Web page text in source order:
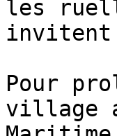
les
invitent
Pour
village